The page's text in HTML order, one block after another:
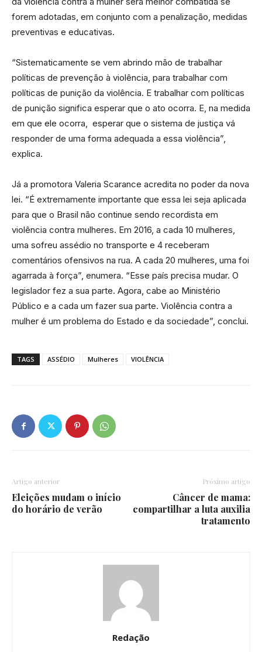
forem adotadas, em conjunto com a penalização, medidas
preventivas e educativas.
“Sistematicamente se vem abrindo mão de trabalhar
políticas de prevenção à violência, para trabalhar com
políticas de punição da violência. E trabalhar com políticas
de punição significa esperar que o ato ocorra. E, na medida
em que ele ocorra, esperar que o sistema de justiça vá
responder de uma forma adequada a essa violência”,
explica.
Já a promotora Valeria Scarance acredita no poder da nova
lei. “É extremamente importante que essa lei seja aplicada
para que o Brasil não continue sendo recordista em
violência contra mulheres. Em 2016, a cada 10 mulheres,
uma sofreu assédio no transporte e 4 receberam
comentários ofensivos na rua. A cada 20 mulheres, uma foi
agarrada à força”, enumera. “Esse país precisa mudar. O
legislador fez a sua parte. Agora, cabe ao Ministério
Público e a cada um fazer sua parte. Violência contra a
mulher é um problema do Estado e da sociedade”, conclui.
TAGS ASSÉDIO Mulheres VIOLÊNCIA
Artigo anterior
Eleições mudam o início
do horário de verão
Próximo artigo
Câncer de mama:
compartilhar a luta auxilia
tratamento
Redação